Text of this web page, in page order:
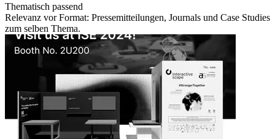
Thematisch passend
Relevanz vor Format: Pressemitteilungen, Journals und Case Studies
zum selben Thema.